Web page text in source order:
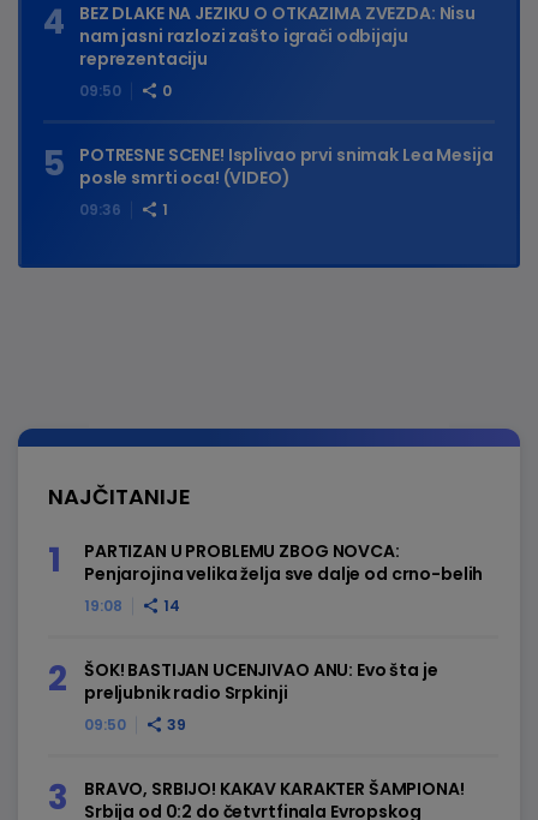
09:50 0
BEZ DLAKE NA JEZIKU O OTKAZIMA ZVEZDA: Nisu
nam jasni razlozi zašto igrači odbijaju
reprezentaciju
09:36 1
POTRESNE SCENE! Isplivao prvi snimak Lea Mesija
posle smrti oca! (VIDEO)
NAJČITANIJE
19:08 14
PARTIZAN U PROBLEMU ZBOG NOVCA:
Penjarojina velika želja sve dalje od crno-belih
09:50 39
ŠOK! BASTIJAN UCENJIVAO ANU: Evo šta je
preljubnik radio Srpkinji
BRAVO, SRBIJO! KAKAV KARAKTER ŠAMPIONA!
Srbija od 0:2 do četvrtfinala Evropskog